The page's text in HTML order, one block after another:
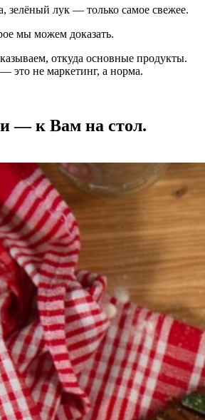
зелёный лук — только самое свежее.
мы можем доказать.
откуда основные продукты.
это не маркетинг, а норма.
— к Вам на стол.